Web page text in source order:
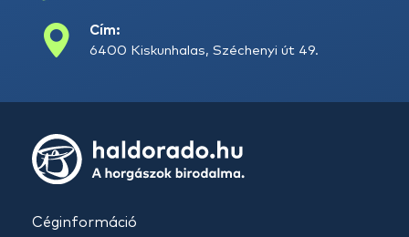
Cím:
6400 Kiskunhalas, Széchenyi út 49.
Céginformáció